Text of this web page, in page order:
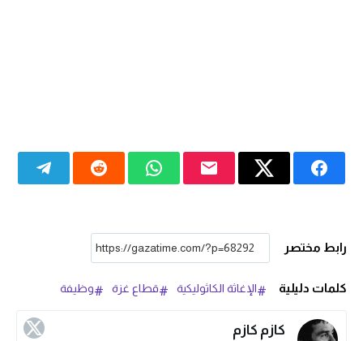
رابط مختصر
كلمات دليلية الإغاثة الكاثوليكية قطاع غزة وظيفة
كازم كازم